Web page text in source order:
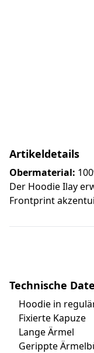
Artikeldetails
Obermaterial:
Der Hoodie Ilay
Frontprint
Technische
Hoodie in
Fixierte Kapuze
Lange Ärmel
Gerippte